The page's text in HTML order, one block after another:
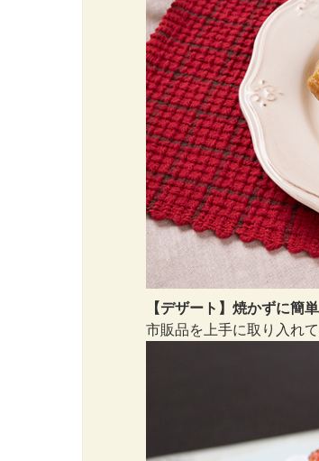
【デザート】焼かずに簡
市販品を上手に取り入れ